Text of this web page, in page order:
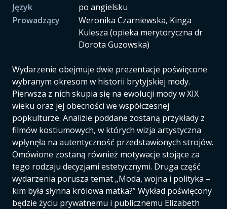
Język
po angielsku
Prowadzący
Weronika Czarniewska, Kinga
Kulesza (opieka merytoryczna dr
Dorota Guzowska)
Wydarzenie obejmuje dwie prezentacje poświęcone
wybranym okresom w historii brytyjskiej mody.
Pierwsza z nich skupia się na ewolucji mody w XIX
wieku oraz jej obecności we współczesnej
popkulturze. Analizie poddane zostaną przykłady z
filmów kostiumowych, w których wizja artystyczna
wpłynęła na autentyczność przedstawionych strojów.
Omówione zostaną również motywacje stojące za
tego rodzaju decyzjami estetycznymi. Druga część
wydarzenia porusza temat „Moda, wojna i polityka –
kim była słynna królowa matka?” Wykład poświęcony
będzie życiu prywatnemu i publicznemu Elizabeth